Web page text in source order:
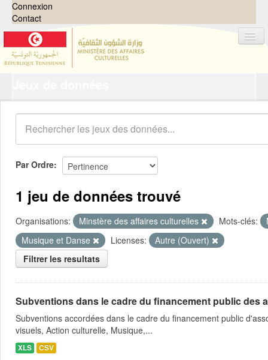
Connexion
Contact
Organisations
Groupes
Demandes 0
À propos
Par Ordre
1 jeu de données trouvé
Organisations: Minstère des affaires culturelles Mots-clés:
Musique et Danse
Licenses:
Autre (Ouvert)
Filtrer les resultats
Subventions dans le cadre du financement public des
Subventions accordées dans le cadre du financement public
visuels, Action culturelle, Musique,...
XLS CSV